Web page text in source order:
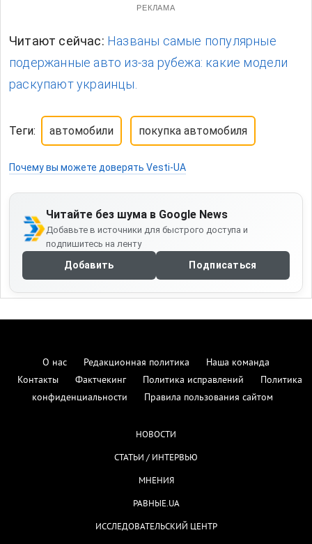
РЕКЛАМА
Читают сейчас: Названы самые популярные
подержанные авто из-за рубежа: какие модели
раскупают украинцы.
Теги: автомобили покупка автомобиля
Почему вы можете доверять Vesti-UA
Читайте без шума в Google News
Добавьте в источники для быстрого доступа и
подпишитесь на ленту
Добавить Подписаться
О нас Редакционная политика
Наша команда
Контакты
Фактчекинг Политика исправлений
Политика
конфиденциальности
Правила пользования сайтом
НОВОСТИ
СТАТЬИ / ИНТЕРВЬЮ
МНЕНИЯ
РАВНЫЕ.UA
ИССЛЕДОВАТЕЛЬСКИЙ ЦЕНТР